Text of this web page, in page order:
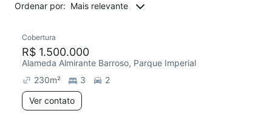
Ordenar por: Mais relevante
Chegou este mês
Cobertura
R$ 1.500.000
Alameda Almirante Barroso, Parque Imperial
230m² 3
2
Ver contato